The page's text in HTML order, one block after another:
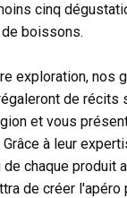
cinq
boissons.
exploration, nos
de récits
et vous
à leur
de chaque produit
de créer l'apéro